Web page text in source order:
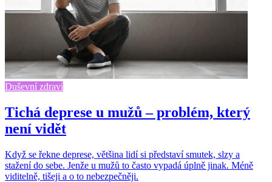
Duševní zdraví
Tichá deprese u mužů – problém, který
není vidět
Když se řekne deprese, většina lidí si představí smutek, slzy a
stažení do sebe. Jenže u mužů to často vypadá úplně jinak. Méně
viditelně, tišeji a o to nebezpečněji.